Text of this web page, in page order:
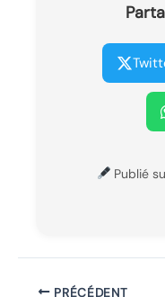
Publié
PRÉCÉDENT